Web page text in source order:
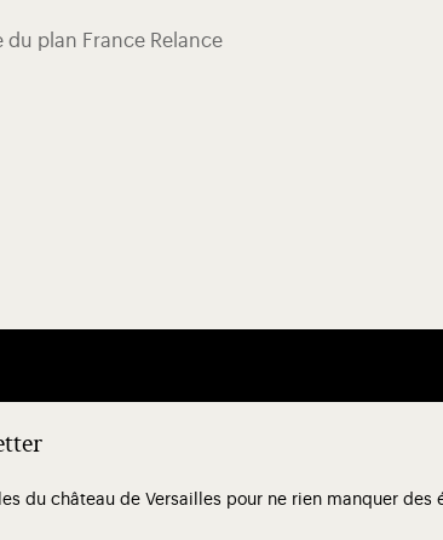
du plan France Relance
du château de Versailles pour ne rien manquer des